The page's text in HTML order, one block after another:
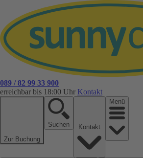
089 / 82 99 33 900
erreichbar bis 18:00 Uhr Kontakt
Zur Buchung
Suchen
Menü